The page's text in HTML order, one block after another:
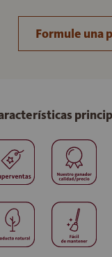
Formule una